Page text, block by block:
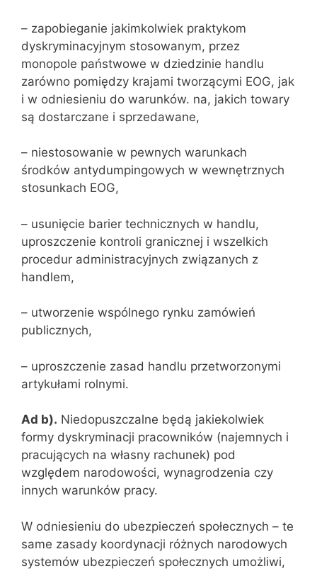
– zapobieganie jakimkolwiek praktykom
dyskryminacyjnym stosowanym, przez
monopole państwowe w dziedzinie handlu
zarówno pomiędzy krajami tworzącymi EOG, jak
i w odniesieniu do warunków. na, jakich towary
są dostarczane i sprzedawane,
– niestosowanie w pewnych warunkach
środków antydumpingowych w wewnętrznych
stosunkach EOG,
– usunięcie barier technicznych w handlu,
uproszczenie kontroli granicznej i wszelkich
procedur administracyjnych związanych z
handlem,
– utworzenie wspólnego rynku zamówień
publicznych,
– uproszczenie zasad handlu przetworzonymi
artykułami rolnymi.
Ad b). Niedopuszczalne będą jakiekolwiek
formy dyskryminacji pracowników (najemnych i
pracujących na własny rachunek) pod
względem narodowości, wynagrodzenia czy
innych warunków pracy.
W odniesieniu do ubezpieczeń społecznych – te
same zasady koordynacji różnych narodowych
systemów ubezpieczeń społecznych umożliwi,